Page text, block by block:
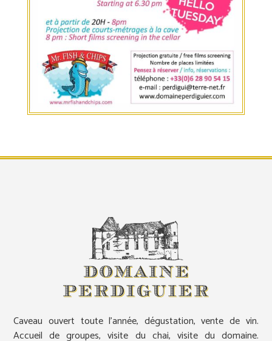
Caveau ouvert toute l’année, dégustation, vente de vin.
Accueil de groupes, visite du chai, visite du domaine.